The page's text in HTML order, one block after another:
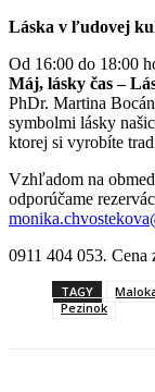
Láska v ľudovej
Od 16:00 do 18:00
Máj, lásky čas –
PhDr. Martina
symbolmi lásky
ktorej si vyrobíte
Vzhľadom na
odporúčame
0911 404 053. Cena
TAGY
Pezinok